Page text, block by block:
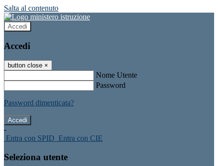
Salta al contenuto
Accedi
Accedi
button close ×
Nome Utente
Password
Password dimenticata?
-
Entra con SPID Entra con CIE
Seleziona utente